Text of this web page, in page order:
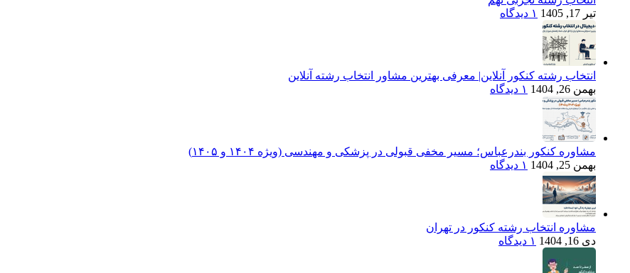
تیر 17, 1405
۱ دیدگاه
انتخاب رشته کنکور آنلاین| معرفی بهترین مشاور انتخاب رشته آنلاین
بهمن 26, 1404
۱ دیدگاه
مشاوره کنکور بندرعباس؛ مسیر مخفی قبولی در پزشکی و مهندسی (ویژه ۱۴۰۴ و ۱۴۰۵)
بهمن 25, 1404
۱ دیدگاه
مشاوره انتخاب رشته کنکور در تهران
دی 16, 1404
۱ دیدگاه